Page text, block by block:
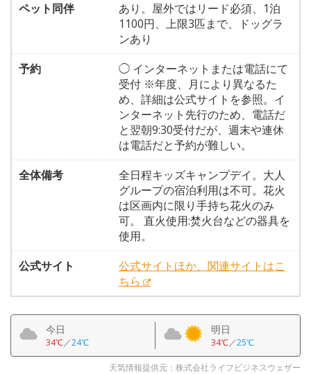
ペット同伴
あり。屋外ではリード必須、1泊
1100円、上限3匹まで、ドッグラ
ンあり
予約
◯ インターネットまたは電話にて
受付 ※年度、月により異なるた
め、詳細は公式サイトを参照。イ
ンターネット先行のため、電話だ
と翌朝9:30受付だが、週末や連休
は電話だと予約が難しい。
全体備考
全日程キッズキャンプデイ。大人
グループの宿泊利用は不可。花火
は区画内に限り手持ち花火のみ
可。 直火使用:焚火台などの器具を
使用。
公式サイト
公式サイトほか、関連サイトはこ
ちら
今日
34℃／24℃
明日
34℃／25℃
天気情報提供元：株式会社ライフビジネスウェザー